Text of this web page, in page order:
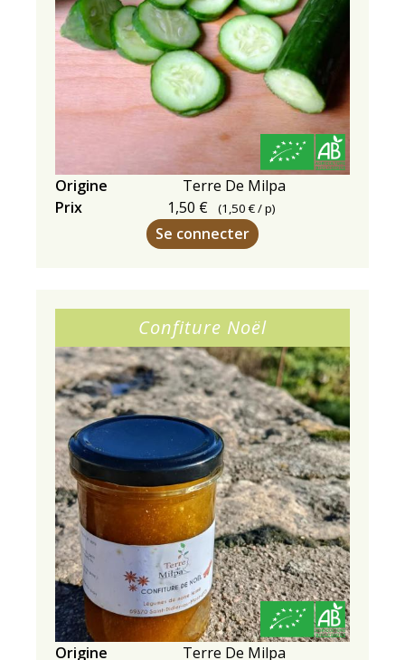
Origine
Terre De Milpa
Prix
1,50 € (1,50 €/ p)
Se connecter
Confiture Noël
Origine Terre De Milpa